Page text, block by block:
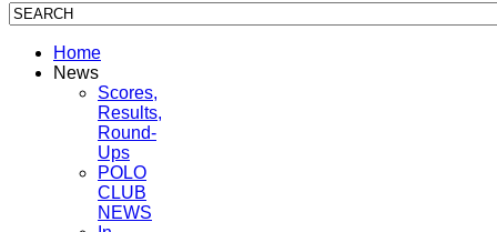
Home
News
Scores,
Results,
Round-
Ups
POLO
CLUB
NEWS